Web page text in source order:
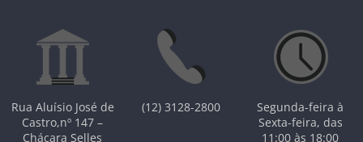
Rua Aluísio José de
Castro,nº 147 –
Chácara Selles
(12) 3128-2800
Segunda-feira à
Sexta-feira, das
11:00 às 18:00